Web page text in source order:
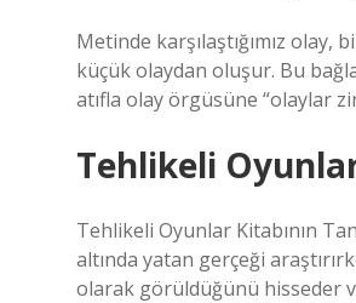
Metinde karşılaştığımız
küçük olaydan oluşur. Bu
atıfla olay örgüsüne “olaylar
Tehlikeli
Tehlikeli Oyunlar Kitabının
altında yatan gerçeği
olarak görüldüğünü hisseder